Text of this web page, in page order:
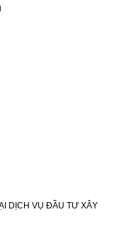
DỊCH VỤ ĐẦU TƯ XÂY